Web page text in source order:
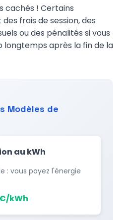
cachés ! Certains
frais de session, des
ou des pénalités si vous
après la fin de la
Modèles de
au kWh
: vous payez l'énergie
kWh